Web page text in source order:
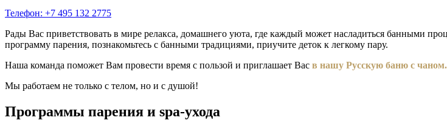
Телефон: +7 495 132 2775
Рады Вас приветствовать в мире релакса, домашнего уюта, где каждый может насладиться банными
программу парения, познакомьтесь с банными традициями, приучите деток к легкому пару.
Наша команда поможет Вам провести время с пользой и приглашает Вас в нашу Русскую баню с чаном.
Мы работаем не только с телом, но и с душой!
Программы парения и spa-ухода